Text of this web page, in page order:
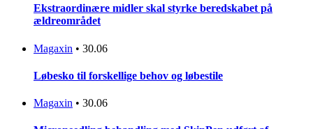
Ekstraordinære midler skal styrke beredskabet på
ældreområdet
Magaxin • 30.06
Løbesko til forskellige behov og løbestile
Magaxin • 30.06